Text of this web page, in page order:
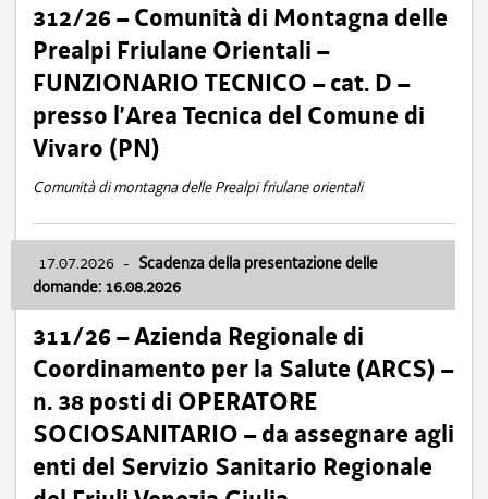
312/26 – Comunità di Montagna delle
Prealpi Friulane Orientali –
FUNZIONARIO TECNICO – cat. D –
presso l’Area Tecnica del Comune di
Vivaro (PN)
Comunità di montagna delle Prealpi friulane orientali
17.07.2026 - Scadenza della presentazione delle
domande: 16.08.2026
311/26 – Azienda Regionale di
Coordinamento per la Salute (ARCS) –
n. 38 posti di OPERATORE
SOCIOSANITARIO – da assegnare agli
enti del Servizio Sanitario Regionale